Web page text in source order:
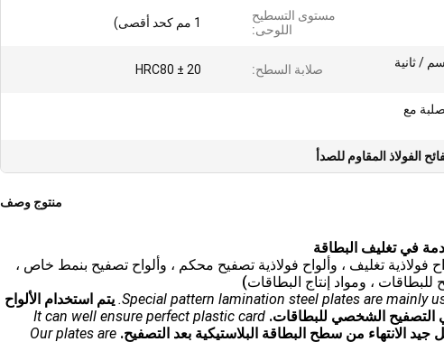
مستوى التسطيح
اللوحى:
1 مم كحد أقصى)
0.04 سعرة حرارية / cm. سم / ثانية
صلابة السطح: HRC80 ± 20
مع
الفولاذ المقاوم للصدأ
منتوج وصف
فولاذية تغليف ، وألواح فولاذية تصفيح محكم ، وألواح تصفيح بنمط خاص ،
للبطاقات ، ومواد إنتاج البطاقات)
Special pattern lamination steel plates are mainly يتم استخدام الألواح
التصفيح الشخصي للبطاقات. It can well ensure perfect plastic card
الانتهاء من سطح البطاقة البلاستيكية بعد التصفيح. Our plates are